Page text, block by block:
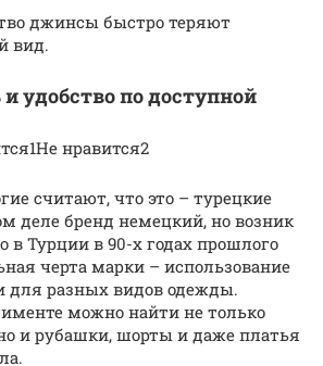
джинсы быстро теряют
вид.
и удобство по доступной
нравится2
считают, что это – турецкие
деле бренд немецкий, но возник
в Турции в 90-х годах прошлого
черта марки – использование
для разных видов одежды.
можно найти не только
и рубашки, шорты и даже платья